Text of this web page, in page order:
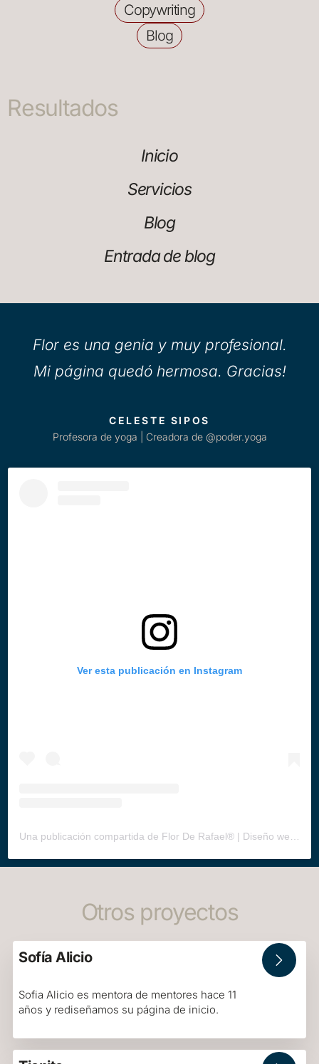
Copywriting
Blog
Resultados
Inicio
Servicios
Blog
Entrada de blog
Flor es una genia y muy profesional.
Mi página quedó hermosa. Gracias!
CELESTE SIPOS
Profesora de yoga | Creadora de @poder.yoga
Ver esta publicación en Instagram
Otros proyectos
Sofía Alicio
Sofia Alicio es mentora de mentores hace 11
años y rediseñamos su página de inicio.